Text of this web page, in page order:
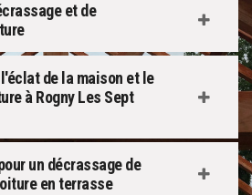
et de
de la maison et le
à Rogny Les Sept
un décrassage de
en terrasse